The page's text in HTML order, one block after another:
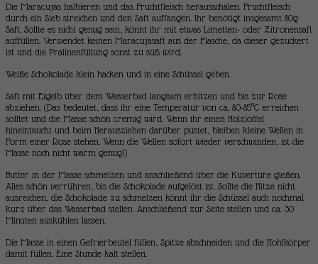
Die Maracujas halbieren und das Fruchtfleisch herausschälen. Fruchtfleisch
durch ein Sieb streichen und den Saft auffangen. Ihr benötigt insgesamt 80g
Saft. Sollte es nicht genug sein, könnt ihr mit etwas Limetten- oder Zitronensaft
auffüllen. Verwendet keinen Maracujasaft aus der Flasche, da dieser gezuckert
ist und die Pralinenfüllung sonst zu süß wird.
Weiße Schokolade klein hacken und in eine Schüssel geben.
Saft mit Eigelb über dem Wasserbad langsam erhitzen und bis zur Rose
abziehen. (Das bedeutet, dass ihr eine Temperatur von ca. 80-85°C erreichen
solltet und die Masse schön cremig wird. Wenn ihr einen Holzlöffel
hineintaucht und beim Herausziehen darüber pustet, bleiben kleine Wellen in
Form einer Rose stehen. Wenn die Wellen sofort wieder verschwinden, ist die
Masse noch nicht warm genug!)
Butter in der Masse schmelzen und anschließend über die Kuvertüre gießen.
Alles schön verrühren, bis die Schokolade aufgelöst ist. Sollte die Hitze nicht
ausreichen, die Schokolade zu schmelzen könnt ihr die Schüssel auch nochmal
kurz über das Wasserbad stellen. Anschließend zur Seite stellen und ca. 30
Minuten auskühlen lassen.
Die Masse in einen Gefrierbeutel füllen, Spitze abschneiden und die Hohlkörper
damit füllen. Eine Stunde kalt stellen.